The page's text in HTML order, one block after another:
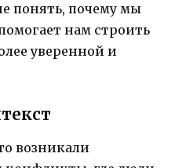
понять, почему мы
нам строить
уверенной и
возникали